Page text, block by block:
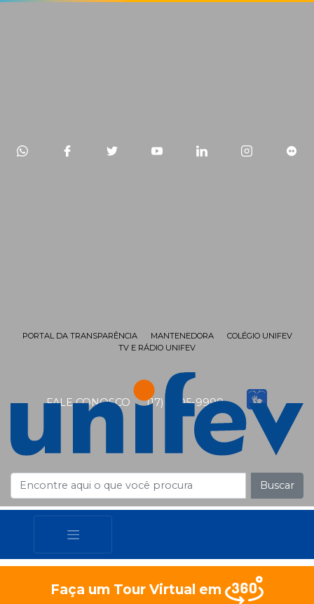
FALE CONOSCO (17) 3405-9999
PORTAL DA TRANSPARÊNCIA MANTENEDORA
COLÉGIO UNIFEV
TV E RÁDIO UNIFEV
Buscar
Faça um Tour Virtual em